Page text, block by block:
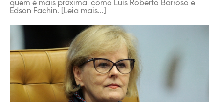
quem é mais próxima, como Luís Roberto Barroso e
Edson Fachin. [Leia mais...]